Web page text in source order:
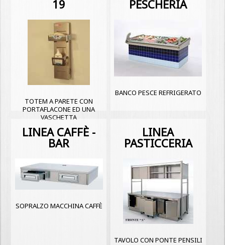
19
TOTEM A PARETE CON
PORTAFLACONE ED UNA
VASCHETTA
PESCHERIA
BANCO PESCE REFRIGERATO
LINEA CAFFÈ -
BAR
SOPRALZO MACCHINA CAFFÈ
LINEA
PASTICCERIA
TAVOLO CON PONTE PENSILI